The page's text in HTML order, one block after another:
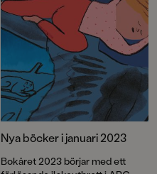
Nya böcker i januari 2023
Bokåret 2023 börjar med ett